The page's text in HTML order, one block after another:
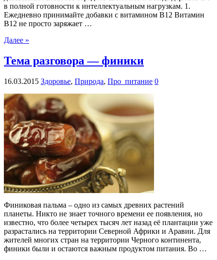
в полной готовности к интеллектуальным нагрузкам. 1.
Ежедневно принимайте добавки с витамином B12 Витамин
B12 не просто заряжает …
Далее »
Тема разговора — финики
16.03.2015 Здоровье, Природа, Про_питание 0
Финиковая пальма – одно из самых древних растений
планеты. Никто не знает точного времени ее появления, но
известно, что более четырех тысяч лет назад её плантации уже
разрастались на территории Северной Африки и Аравии. Для
жителей многих стран на территории Черного континента,
финики были и остаются важным продуктом питания. Во …